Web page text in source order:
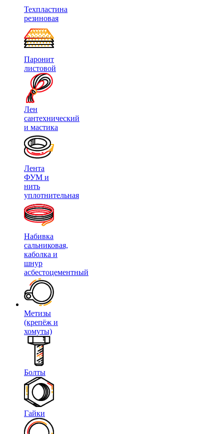
Техпластина
резиновая
Паронит
листовой
Лен
сантехнический
и мастика
Лента
ФУМ и
нить
уплотнительная
Набивка
сальниковая,
каболка и
шнур
асбестоцементный
Метизы
(крепёж и
хомуты)
Болты
Гайки